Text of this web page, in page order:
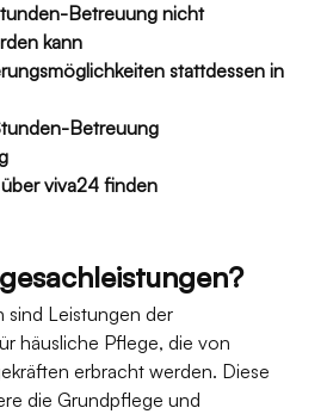
Betreuung nicht
kann
stattdessen in
Betreuung
viva24 finden
sind Leistungen der
häusliche Pflege, die von
erbracht werden. Diese
die Grundpflege und